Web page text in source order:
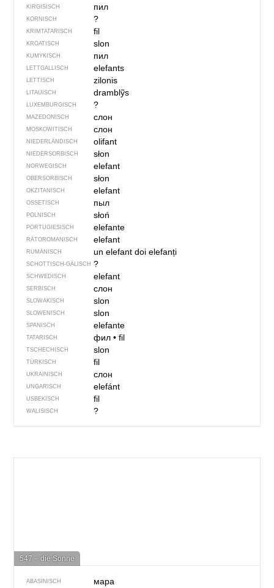
KIRGISISCH пил
KORNISCH ?
KRIMTATARISCH fil
KROATISCH slon
KUMYKISCH пил
LETTGALLISCH elefants
LETTISCH zilonis
LITAUISCH dramblỹs
LUXEMBURGISCH ?
MAZEDONISCH слон
MOSKOWITISCH слон
NIEDERLÄNDISCH olifant
NIEDERSORBISCH słon
NORWEGISCH elefant
OBERSORBISCH słon
OKZITANISCH elefant
OSSETISCH пыл
POLNISCH słoń
PORTUGIESISCH elefante
RÄTOROMANISCH elefant
RUMÄNISCH un elefantdoi elefanți
SCHOTTISCH-GÄLISCH ?
SCHWEDISCH elefant
SERBISCH слон
SLOWAKISCH slon
SLOWENISCH slon
SPANISCH elefante
TATARISCH фил• fil
TSCHECHISCH slon
TÜRKISCH fil
UKRAINISCH слон
UNGARISCH elefánt
USBEKISCH fil
WALISISCH ?
547 – die Sonne
ABASINISCH мара